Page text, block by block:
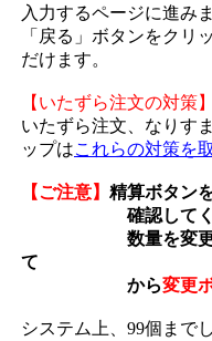
入力するページに進みま
「戻る」ボタンをクリ
だけます。
【いたずら注文の対策】
いたずら注文、なりす
ップはこれらの対策を
【ご注意】 精算ボタン
確認してくだ
数量を変更する
て
から変更
システム上、99個まで